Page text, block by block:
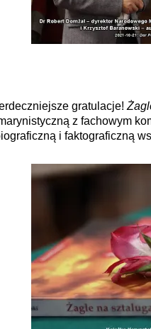
gratulacje!
z fachowym
i faktograficzną